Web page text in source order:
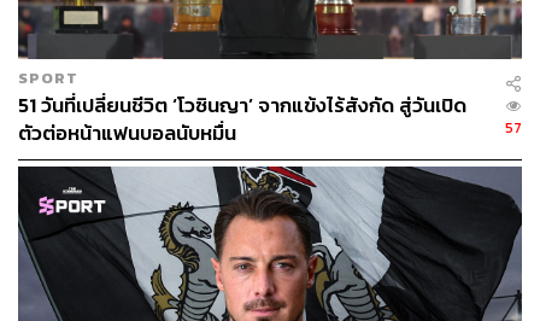
คาดการณ์อันดับฤดูกาล 2023/24: 1
อาร์เซนอล
SPORT
51 วันที่เปลี่ยนชีวิต ‘โวซินญา’ จากแข้งไร้สังกัด สู่วันเปิด
ตัวต่อหน้าแฟนบอลนับหมื่น
57